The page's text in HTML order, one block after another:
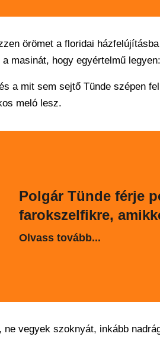
örömet a floridai
masinát, hogy egyértelmű
a mit sem sejtő Tünde szépen
meló lesz.
Polgár Tünde férje
farokszelfikre,
Olvass tovább...
vegyek szoknyát, inkább